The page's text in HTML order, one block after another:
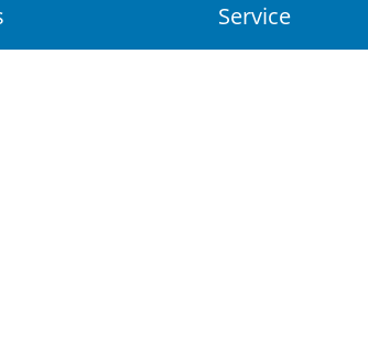
Service